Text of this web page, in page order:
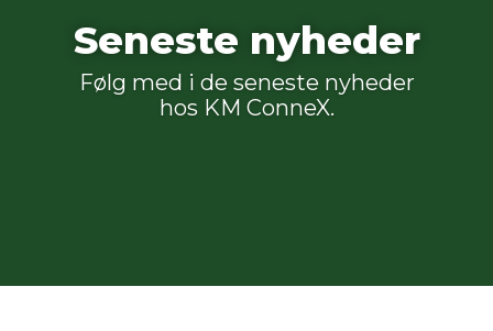
Seneste nyheder
Følg med i de seneste nyheder
hos KM ConneX.